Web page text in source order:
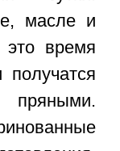
масле и
время